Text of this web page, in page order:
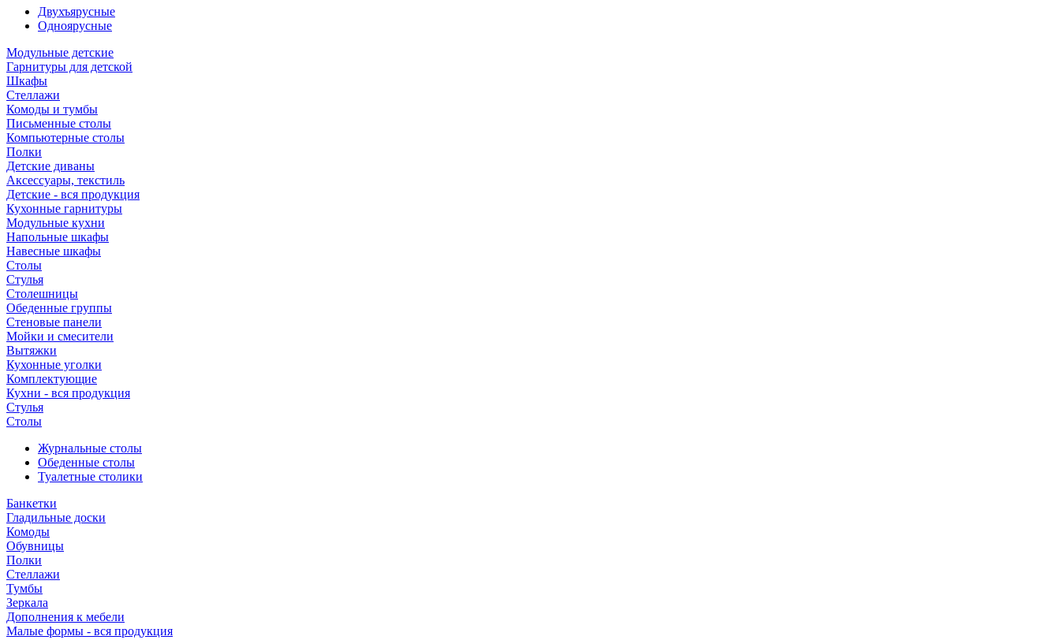
Двухъярусные
Одноярусные
Модульные детские
Гарнитуры для детской
Шкафы
Стеллажи
Комоды и тумбы
Письменные столы
Компьютерные столы
Полки
Детские диваны
Аксессуары, текстиль
Детские - вся продукция
Кухонные гарнитуры
Модульные кухни
Напольные шкафы
Навесные шкафы
Столы
Стулья
Столешницы
Обеденные группы
Стеновые панели
Мойки и смесители
Вытяжки
Кухонные уголки
Комплектующие
Кухни - вся продукция
Стулья
Столы
Журнальные столы
Обеденные столы
Туалетные столики
Банкетки
Гладильные доски
Комоды
Обувницы
Полки
Стеллажи
Тумбы
Зеркала
Дополнения к мебели
Малые формы - вся продукция